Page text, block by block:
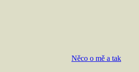
Něco o mě a tak